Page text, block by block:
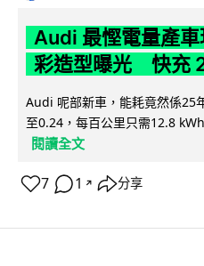
Audi 最慳電量產
彩造型曝光 快充
Audi 呢部新車，能耗竟然係25
至0.24，每百公里只需12.8
閱讀全文
7 1 ↗ 分享